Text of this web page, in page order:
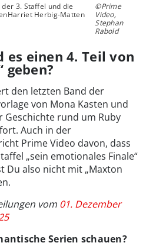
3. Staffel und die
Herbig-Matten
©Prime
Video,
Stephan
Rabold
es einen 4. Teil von
geben?
den letzten Band der
von Mona Kasten und
Geschichte rund um Ruby
Auch in der
Prime Video davon, dass
„sein emotionales Finale“
Du also nicht mit „Maxton
vom 01. Dezember
Serien schauen?